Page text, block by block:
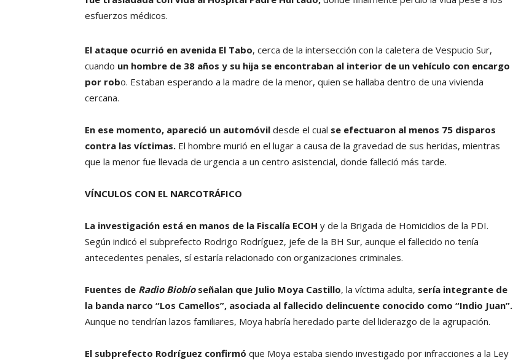
esfuerzos médicos.
El ataque ocurrió en avenida El Tabo, cerca de la intersección con la caletera de Vespucio Sur,
cuando un hombre de 38 años y su hija se encontraban al interior de un vehículo con encargo
por robo. Estaban esperando a la madre de la menor, quien se hallaba dentro de una vivienda
cercana.
En ese momento, apareció un automóvil desde el cual se efectuaron al menos 75 disparos
contra las víctimas. El hombre murió en el lugar a causa de la gravedad de sus heridas, mientras
que la menor fue llevada de urgencia a un centro asistencial, donde falleció más tarde.
VÍNCULOS CON EL NARCOTRÁFICO
La investigación está en manos de la Fiscalía ECOH y de la Brigada de Homicidios de la PDI.
Según indicó el subprefecto Rodrigo Rodríguez, jefe de la BH Sur, aunque el fallecido no tenía
antecedentes penales, sí estaría relacionado con organizaciones criminales.
Fuentes de Radio Biobíoseñalan que Julio Moya Castillo, la víctima adulta, sería integrante de
la banda narco “Los Camellos”, asociada al fallecido delincuente conocido como “Indio Juan”.
Aunque no tendrían lazos familiares, Moya habría heredado parte del liderazgo de la agrupación.
El subprefecto Rodríguez confirmó que Moya estaba siendo investigado por infracciones a la Ley